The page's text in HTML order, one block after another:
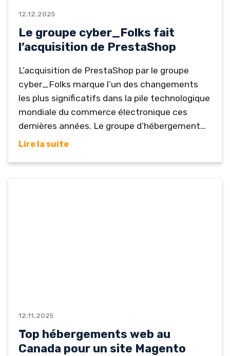
12.12.2025
Le groupe cyber_Folks fait
l’acquisition de PrestaShop
L’acquisition de PrestaShop par le groupe
cyber_Folks marque l’un des changements
les plus significatifs dans la pile technologique
mondiale du commerce électronique ces
dernières années. Le groupe d’hébergement
polonais se porterait acquéreur de la
et BitBag. PrestaShop compte plus de
Lire la suite
12.11.2025
Top hébergements web au
Canada pour un site Magento